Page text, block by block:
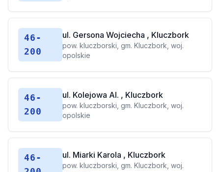
46-
200
ul. Gersona Wojciecha , Kluczbork
pow. kluczborski, gm. Kluczbork, woj.
opolskie
46-
200
ul. Kolejowa Al. , Kluczbork
pow. kluczborski, gm. Kluczbork, woj.
opolskie
46-
ul. Miarki Karola , Kluczbork
pow. kluczborski, gm. Kluczbork, woj.